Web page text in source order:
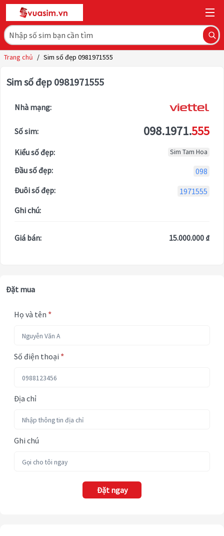
Trang chủ / Sim số đẹp 0981971555
Sim số đẹp 0981971555
Nhà mạng:
Số sim: 098.1971.555
Kiểu số đẹp: Sim Tam Hoa
Đầu số đẹp:
098
Đuôi số đẹp:
1971555
Ghi chú:
Giá bán: 15.000.000 ₫
Đặt mua
Họ và tên *
Số điện thoại *
Địa chỉ
Ghi chú
Đặt ngay